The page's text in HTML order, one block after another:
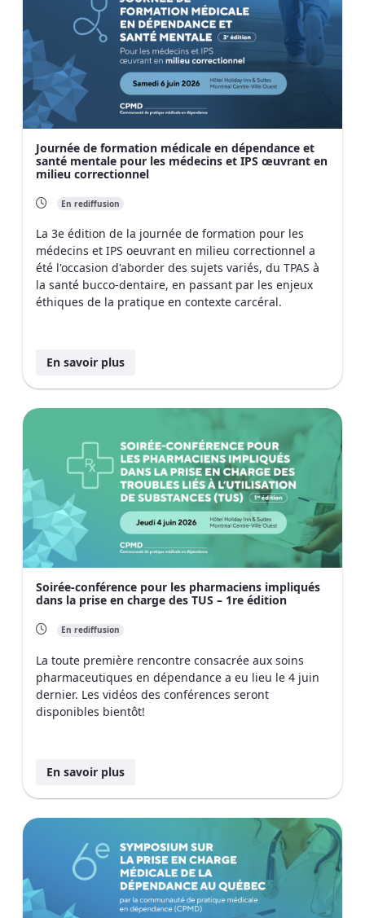
Journée de formation médicale en dépendance et
santé mentale pour les médecins et IPS œuvrant en
milieu correctionnel
En rediffusion
La 3e édition de la journée de formation pour les
médecins et IPS oeuvrant en milieu correctionnel a
été l'occasion d'aborder des sujets variés, du TPAS à
la santé bucco-dentaire, en passant par les enjeux
éthiques de la pratique en contexte carcéral.
En savoir plus
Soirée-conférence pour les pharmaciens impliqués
dans la prise en charge des TUS – 1re édition
En rediffusion
La toute première rencontre consacrée aux soins
pharmaceutiques en dépendance a eu lieu le 4 juin
dernier. Les vidéos des conférences seront
disponibles bientôt!
En savoir plus